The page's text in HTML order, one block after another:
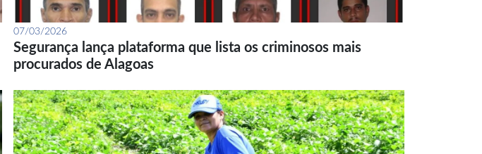
07/03/2026
Segurança lança plataforma que lista os criminosos mais
procurados de Alagoas